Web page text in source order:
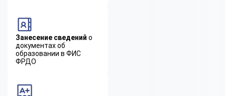
Занесение сведений о
документах об
образовании в ФИС
ФРДО